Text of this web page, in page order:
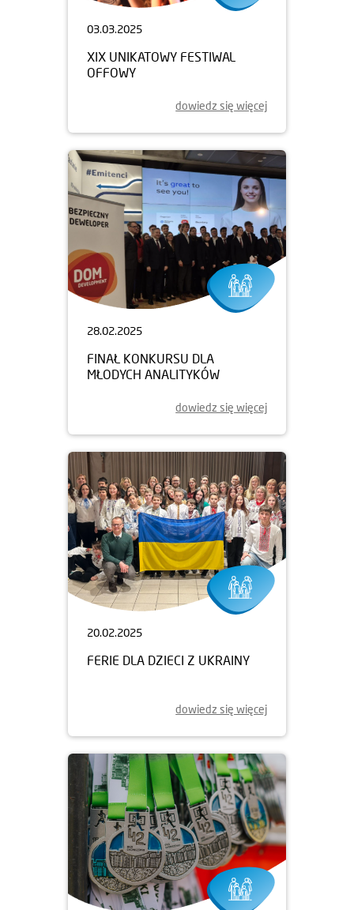
03.03.2025
XIX UNIKATOWY FESTIWAL
OFFOWY
dowiedz się więcej
28.02.2025
FINAŁ KONKURSU DLA
MŁODYCH ANALITYKÓW
dowiedz się więcej
20.02.2025
FERIE DLA DZIECI Z UKRAINY
dowiedz się więcej